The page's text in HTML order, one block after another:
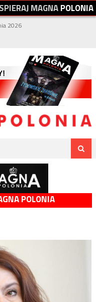
SPIERAJMAGNAPOLONIA
2026
POLONIA